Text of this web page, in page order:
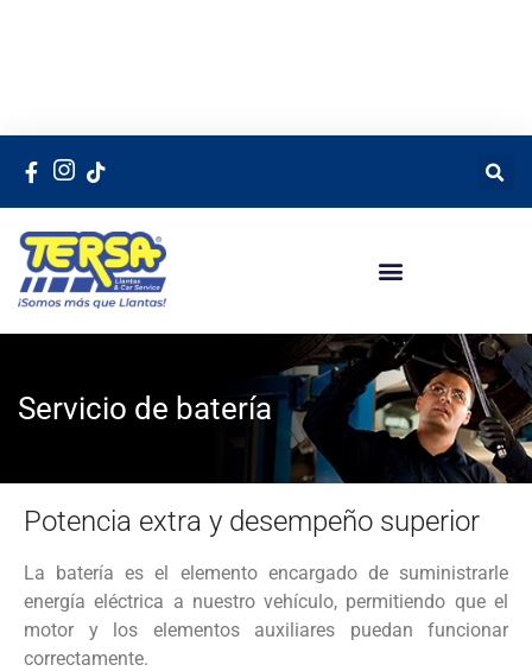
Servicio de batería
Potencia extra y desempeño superior
La batería es el elemento encargado de suministrarle
energía eléctrica a nuestro vehículo, permitiendo que el
motor y los elementos auxiliares puedan funcionar
correctamente.